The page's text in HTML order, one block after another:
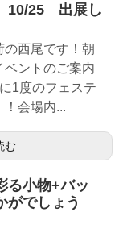
10/25 出展し
の西尾です！朝
ベントのご案内
1度のフェステ
！会場内...
む
る小物+バッ
がでしょう